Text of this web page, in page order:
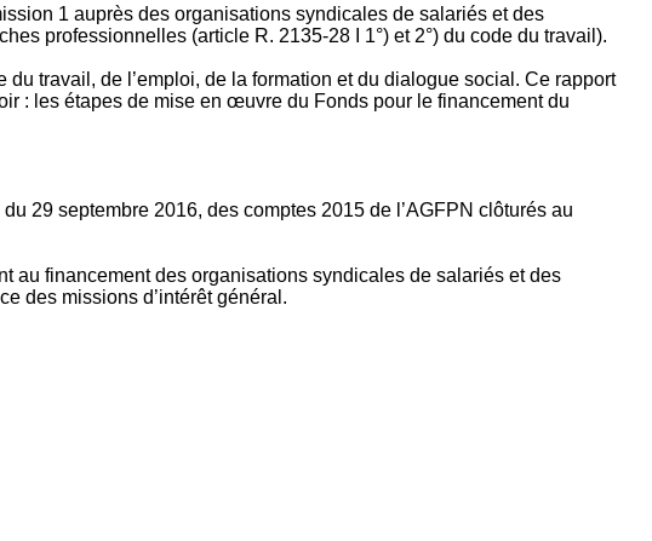
1 auprès des organisations syndicales de salariés et des
professionnelles (article R. 2135‐28 I 1°) et 2°) du code du travail).
travail, de l’emploi, de la formation et du dialogue social. Ce rapport
: les étapes de mise en œuvre du Fonds pour le financement du
29 septembre 2016, des comptes 2015 de l’AGFPN clôturés au
au financement des organisations syndicales de salariés et des
des missions d’intérêt général.